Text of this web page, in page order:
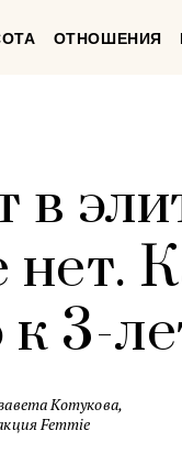
ОТНОШЕНИЯ
в
нет.
3-
Котукова,
Femmie